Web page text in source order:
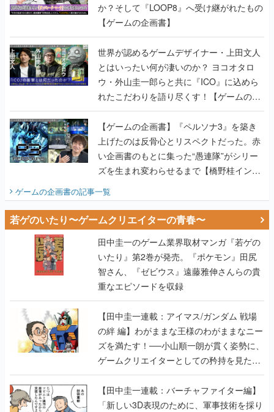
世界が認めるゲームデザイナー・上田文人
とはいったい何が凄いのか？ ヨコオタロ
ウ・外山圭一郎らと共に『ICO』に込めら
れたこだわりを語り尽くす！【ゲームの企
画書】
【ゲームの企画書】『ペルソナ3』を築き
上げたのは反骨心とリスペクトだった。赤
い企画書のもとに集った“愚連隊”がシリー
ズを生まれ変わらせるまで【橋野桂インタ
ビュー】
ゲームの企画書の記事一覧
若ゲのいたり〜ゲームクリエイターの青春〜
田中圭一のゲーム業界取材マンガ『若ゲの
いたり』第2巻が発売。『ポケモン』田尻
智さん、『ゼビウス』遠藤雅伸さんらの貴
重なエピソードを収録
【田中圭一連載：アイマス/ガンダム 戦場
の絆 編】わがままな王様のわがままなニー
ズを満たす！──小山順一朗が貫く姿勢に、
ゲームクリエイターとしての矜持を見た
【若ゲのいたり最終回】
【田中圭一連載：バーチャファイター編】
「新しい3D表現のために、軍事技術を採り
入れたい」世界情勢を味方につけて、ゲー
ムに革命をもたらした鈴木 裕の功績【若ゲ
のいたり】